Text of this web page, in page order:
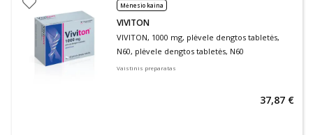
Mėnesio kaina
VIVITON
VIVITON, 1000 mg, plėvele dengtos tabletės,
N60, plėvele dengtos tabletės, N60
Vaistinis preparatas
37,87 €